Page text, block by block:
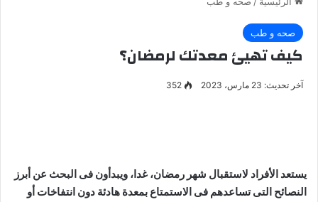
صحه و طب
كيف تهيئ معدتك لرمضان؟
آخر تحديث: 23 مارس، 2023 352
يستعد الأفراد لاستقبال شهر رمضان، غدا، ويبدأون فى البحث عن أبرز
النصائح التى تساعدهم فى الاستمتاع بمعدة هادئة دون انتفاخات أو